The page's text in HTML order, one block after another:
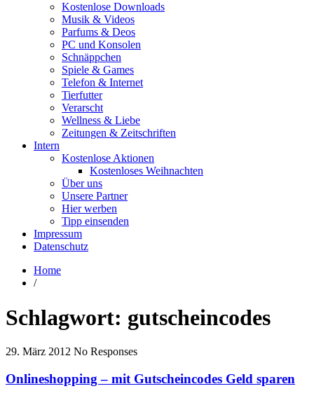
Kostenlose Downloads
Musik & Videos
Parfums & Deos
PC und Konsolen
Schnäppchen
Spiele & Games
Telefon & Internet
Tierfutter
Verarscht
Wellness & Liebe
Zeitungen & Zeitschriften
Intern
Kostenlose Aktionen
Kostenloses Weihnachten
Über uns
Unsere Partner
Hier werben
Tipp einsenden
Impressum
Datenschutz
Home
/
Schlagwort: gutscheincodes
29. März 2012 No Responses
Onlineshopping – mit Gutscheincodes Geld sparen